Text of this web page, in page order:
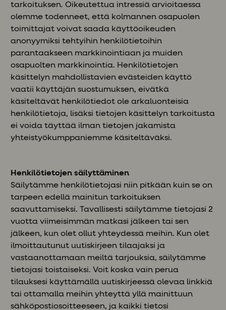
tarkoituksen. Oikeutettua intressiä arvioitaessa
olemme todenneet, että kolmannen osapuolen
toimittajat voivat saada käyttöoikeuden
anonyymiksi tehtyihin henkilötietoihin
parantaakseen markkinointiaan ja muiden
osapuolten markkinointia. Henkilötietojen
käsittelyn mahdollistavien evästeiden käyttö
vaatii käyttäjän suostumuksen, eivätkä
käsiteltävät henkilötiedot ole arkaluonteisia
henkilötietoja, lisäksi tietojen käsittelyn tarkoitusta
ei voida täyttää ilman tietojen jakamista
yhteistyökumppaniemme käsiteltäväksi.
Henkilötietojen säilyttäminen
Säilytämme henkilötietojasi niin pitkään kuin se on
tarpeen edellä mainitun tarkoituksen
saavuttamiseksi. Tavallisesti säilytämme tietojasi 2
vuotta viimeisimmän matkasi jälkeen tai sen
jälkeen, kun olet ollut yhteydessä meihin. Kun olet
ilmoittautunut uutiskirjeen tilaajaksi ja
vastaanottamaan meiltä tarjouksia, säilytämme
tietojasi toistaiseksi. Voit koska vain perua
tilauksesi käyttämällä uutiskirjeessä olevaa linkkiä
tai ottamalla meihin yhteyttä yllä mainittuun
sähköpostiosoitteeseen, ja kaikki tietosi